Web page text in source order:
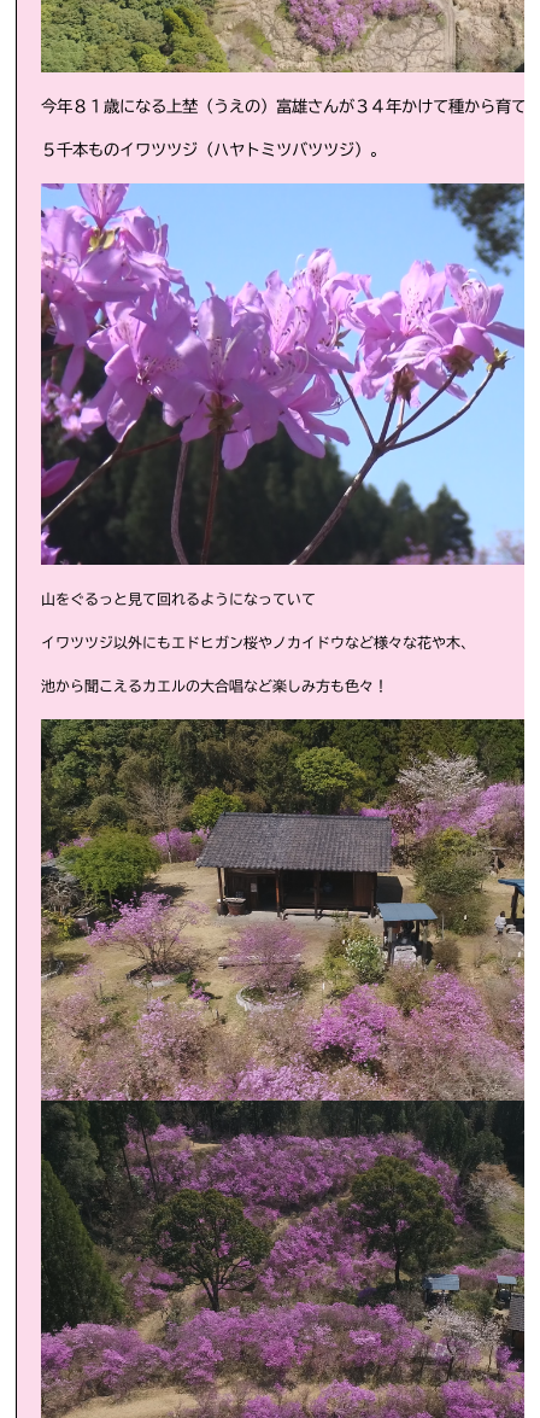
今年８１歳になる上埜（うえの）富雄さんが３４年かけて種から育て
５千本ものイワツツジ（ハヤトミツバツツジ）。
山をぐるっと見て回れるようになっていて
イワツツジ以外にもエドヒガン桜やノカイドウなど様々な花や木、
池から聞こえるカエルの大合唱など楽しみ方も色々！